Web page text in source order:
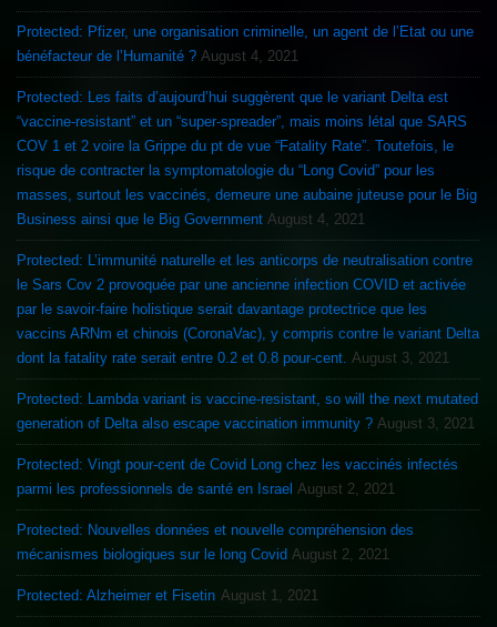
Protected: Pfizer, une organisation criminelle, un agent de l’Etat ou une
bénéfacteur de l’Humanité ? August 4, 2021
Protected: Les faits d’aujourd’hui suggèrent que le variant Delta est
“vaccine-resistant” et un “super-spreader”, mais moins létal que SARS
COV 1 et 2 voire la Grippe du pt de vue “Fatality Rate”. Toutefois, le
risque de contracter la symptomatologie du “Long Covid” pour les
masses, surtout les vaccinés, demeure une aubaine juteuse pour le Big
Business ainsi que le Big Government August 4, 2021
Protected: L’immunité naturelle et les anticorps de neutralisation contre
le Sars Cov 2 provoquée par une ancienne infection COVID et activée
par le savoir-faire holistique serait davantage protectrice que les
vaccins ARNm et chinois (CoronaVac), y compris contre le variant Delta
dont la fatality rate serait entre 0.2 et 0.8 pour-cent. August 3, 2021
Protected: Lambda variant is vaccine-resistant, so will the next mutated
generation of Delta also escape vaccination immunity ? August 3, 2021
Protected: Vingt pour-cent de Covid Long chez les vaccinés infectés
parmi les professionnels de santé en Israel August 2, 2021
Protected: Nouvelles données et nouvelle compréhension des
mécanismes biologiques sur le long Covid August 2, 2021
Protected: Alzheimer et Fisetin August 1, 2021